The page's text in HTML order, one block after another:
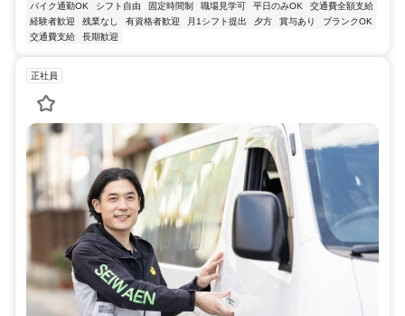
バイク通勤OK
シフト自由 固定時間制 職場見学可 平日のみOK
交通費全額支給
経験者歓迎
残業なし 有資格者歓迎 月1シフト提出 夕方 賞与あり
ブランクOK
交通費支給
長期歓迎
正社員